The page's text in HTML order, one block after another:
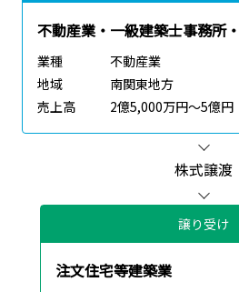
不動産業・一級建築士事務所
業種
不動産業
地域
南関東地方
売上高
2億5,000万円～5億円
株式譲渡
譲り受け
注文住宅等建築業